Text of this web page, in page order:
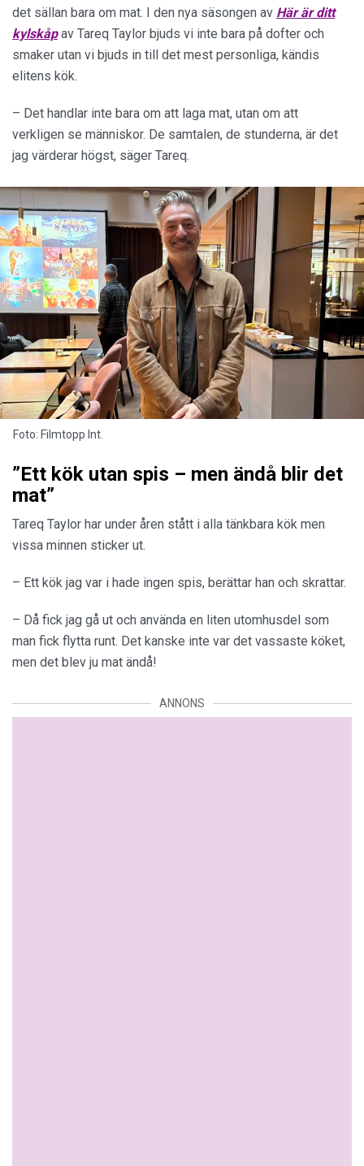
det sällan bara om mat. I den nya säsongen av Här är ditt
kylskåpav Tareq Taylor bjuds vi inte bara på dofter och
smaker utan vi bjuds in till det mest personliga, kändis
elitens kök.
– Det handlar inte bara om att laga mat, utan om att
verkligen se människor. De samtalen, de stunderna, är det
jag värderar högst, säger Tareq.
Foto: Filmtopp Int.
”Ett kök utan spis – men ändå blir det
mat”
Tareq Taylor har under åren stått i alla tänkbara kök men
vissa minnen sticker ut.
– Ett kök jag var i hade ingen spis, berättar han och skrattar.
– Då fick jag gå ut och använda en liten utomhusdel som
man fick flytta runt. Det kanske inte var det vassaste köket,
men det blev ju mat ändå!
ANNONS